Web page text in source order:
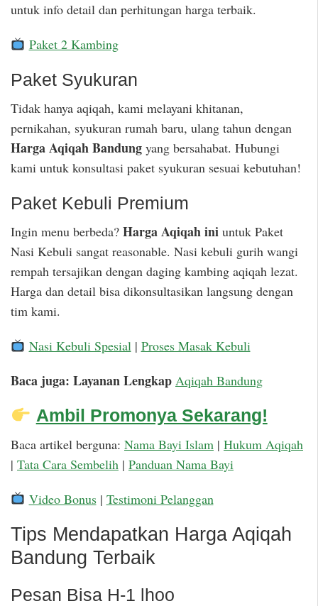
untuk info detail dan perhitungan harga terbaik.
Paket 2 Kambing
Paket Syukuran
Tidak hanya aqiqah, kami melayani khitanan,
pernikahan, syukuran rumah baru, ulang tahun dengan
Harga Aqiqah Bandung yang bersahabat. Hubungi
kami untuk konsultasi paket syukuran sesuai kebutuhan!
Paket Kebuli Premium
Ingin menu berbeda? Harga Aqiqah ini untuk Paket
Nasi Kebuli sangat reasonable. Nasi kebuli gurih wangi
rempah tersajikan dengan daging kambing aqiqah lezat.
Harga dan detail bisa dikonsultasikan langsung dengan
tim kami.
Nasi Kebuli Spesial| Proses Masak Kebuli
Baca juga: Layanan Lengkap Aqiqah Bandung
Ambil Promonya Sekarang!
Baca artikel berguna: Nama Bayi Islam | Hukum Aqiqah
| Tata Cara Sembelih | Panduan Nama Bayi
Video Bonus| Testimoni Pelanggan
Tips Mendapatkan Harga Aqiqah
Bandung Terbaik
Pesan Bisa H-1 lhoo